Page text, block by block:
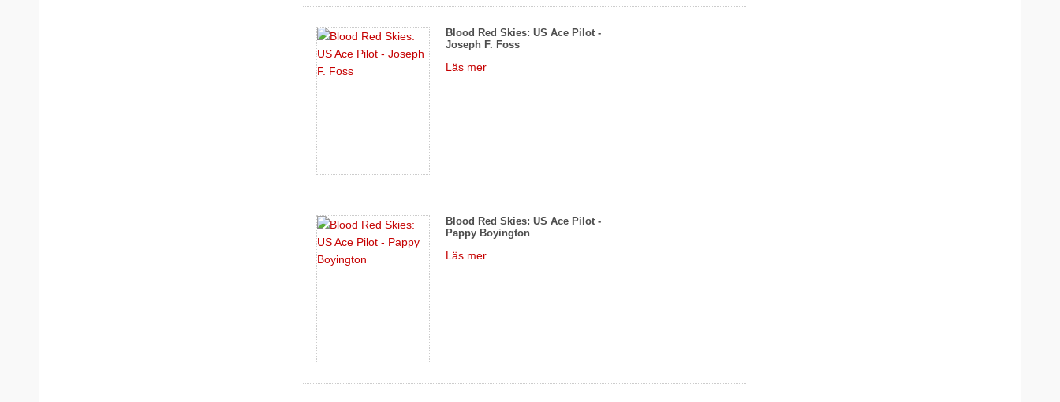
Blood Red Skies: US Ace Pilot -
Joseph F. Foss
Läs mer
Blood Red Skies: US Ace Pilot -
Pappy Boyington
Läs mer